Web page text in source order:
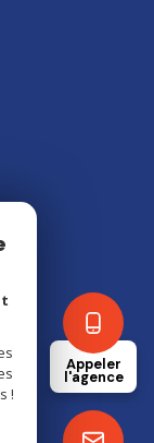
Appeler
l'agence
!